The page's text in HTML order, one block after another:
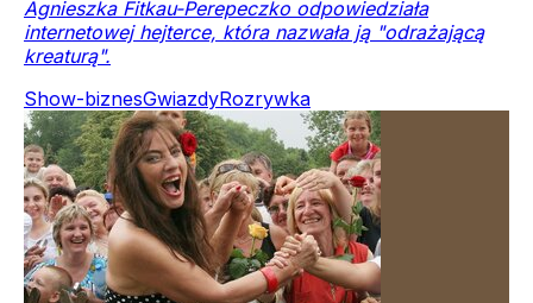
Agnieszka Fitkau-Perepeczko odpowiedziała
internetowej hejterce, która nazwała ją "odrażającą
kreaturą".
Show-biznesGwiazdyRozrywka